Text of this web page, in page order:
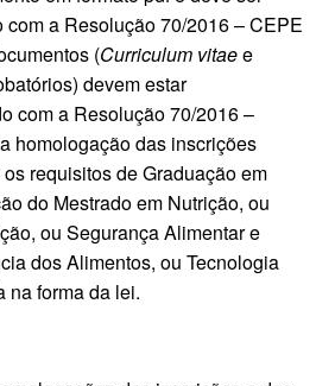
com a Resolução 70/2016 – CEPE
(Curriculum vitaee
devem estar
com a Resolução 70/2016 –
homologação das inscrições
requisitos de Graduação em
do Mestrado em Nutrição, ou
ou Segurança Alimentar e
dos Alimentos, ou Tecnologia
na forma da lei.